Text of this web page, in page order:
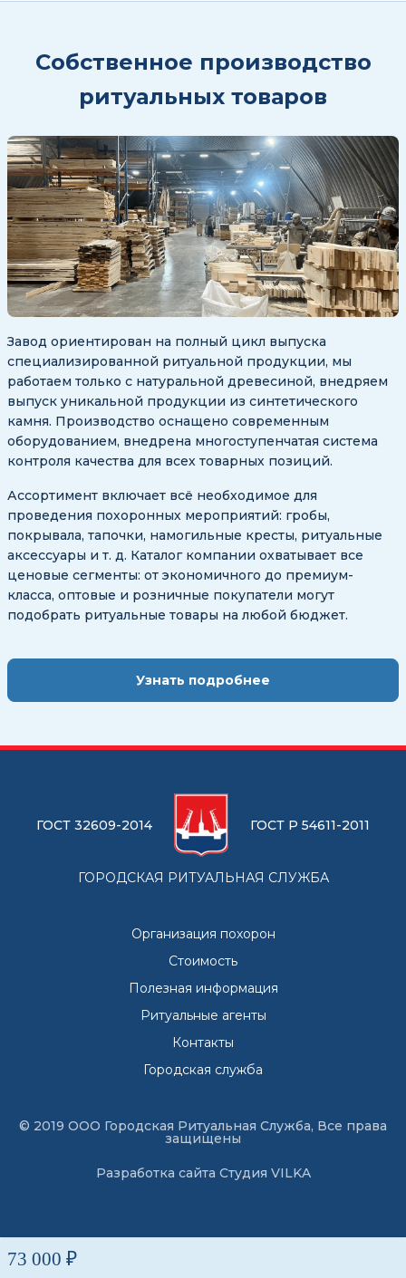
73 000 ₽
Собственное производство
ритуальных товаров
Завод ориентирован на полный цикл выпуска
специализированной ритуальной продукции, мы
работаем только с натуральной древесиной, внедряем
выпуск уникальной продукции из синтетического
камня. Производство оснащено современным
оборудованием, внедрена многоступенчатая система
контроля качества для всех товарных позиций.
Ассортимент включает всё необходимое для
проведения похоронных мероприятий: гробы,
покрывала, тапочки, намогильные кресты, ритуальные
аксессуары и т. д. Каталог компании охватывает все
ценовые сегменты: от экономичного до премиум-
класса, оптовые и розничные покупатели могут
подобрать ритуальные товары на любой бюджет.
Узнать подробнее
ГОСТ 32609-2014 ГОСТ Р 54611-2011
ГОРОДСКАЯ РИТУАЛЬНАЯ СЛУЖБА
Организация похорон
Стоимость
Полезная информация
Ритуальные агенты
Контакты
Городская служба
© 2019 ООО Городская Ритуальная Служба, Все права
защищены
Разработка сайта Студия VILKA